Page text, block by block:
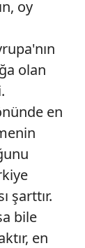
oy
olan
en
şarttır.
bile
en